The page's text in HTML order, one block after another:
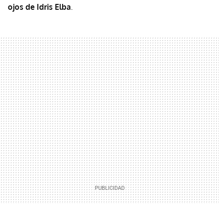
ojos de Idris Elba.